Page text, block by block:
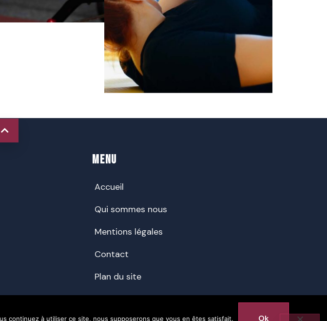
MENU
Accueil
Qui sommes nous
Mentions légales
Contact
Plan du site
continuez à utiliser ce site, nous supposerons que vous en êtes satisfait. Ok